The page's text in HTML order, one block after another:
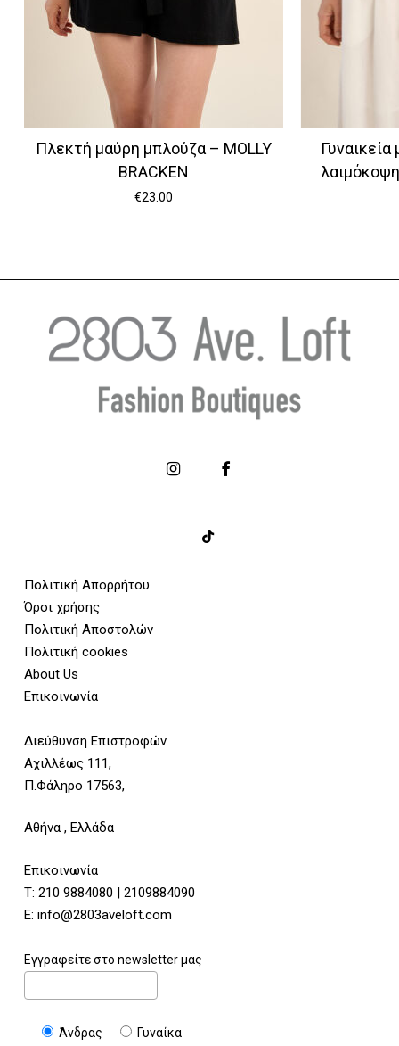
Πλεκτή μαύρη μπλούζα – MOLLY
BRACKEN
€23.00
Πολιτική Απορρήτου
Όροι χρήσης
Πολιτική Αποστολών
Πολιτική cookies
About Us
Επικοινωνία
Διεύθυνση Επιστροφών
Αχιλλέως 111,
Π.Φάληρο 17563,
Αθήνα , Ελλάδα
Επικοινωνία
Τ: 210 9884080 | 2109884090
E: info@2803aveloft.com
Εγγραφείτε στο newsletter μας
Άνδρας Γυναίκα